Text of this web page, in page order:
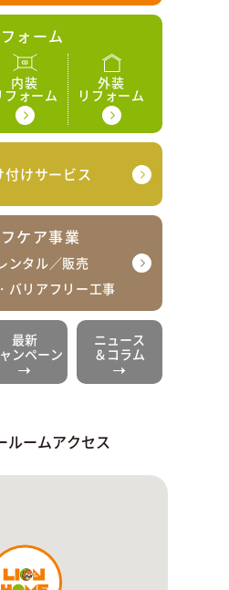
ォーム
内装
フォーム
外装
リフォーム
付けサービス
ケア事業
ンタル／販売
バリアフリー工事
最新
ンペーン
ニュース
＆コラム
ルームアクセス